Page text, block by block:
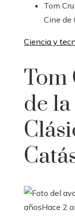
Tom
Cine de
Ciencia y
Tom
de
añosHace 2